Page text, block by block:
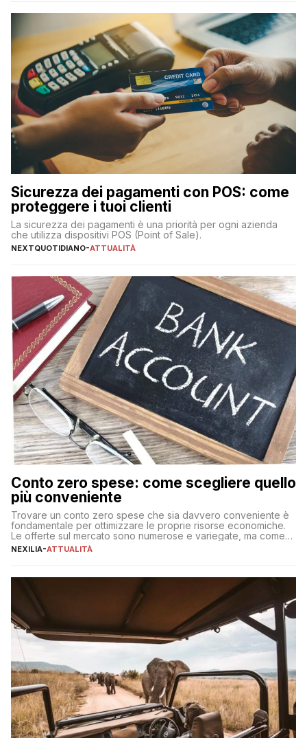
Sicurezza dei pagamenti con POS: come
proteggere i tuoi clienti
La sicurezza dei pagamenti è una priorità per ogni azienda
che utilizza dispositivi POS (Point of Sale).
NEXTQUOTIDIANO-ATTUALITÀ
Conto zero spese: come scegliere quello
più conveniente
Trovare un conto zero spese che sia davvero conveniente è
fondamentale per ottimizzare le proprie risorse economiche.
Le offerte sul mercato sono numerose e variegate, ma come
individuare quella più adatta alle proprie esigenze senza
sul […]
NEXILIA-ATTUALITÀ